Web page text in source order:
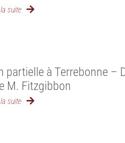
suite
partielle à Terrebonne –
M. Fitzgibbon
suite